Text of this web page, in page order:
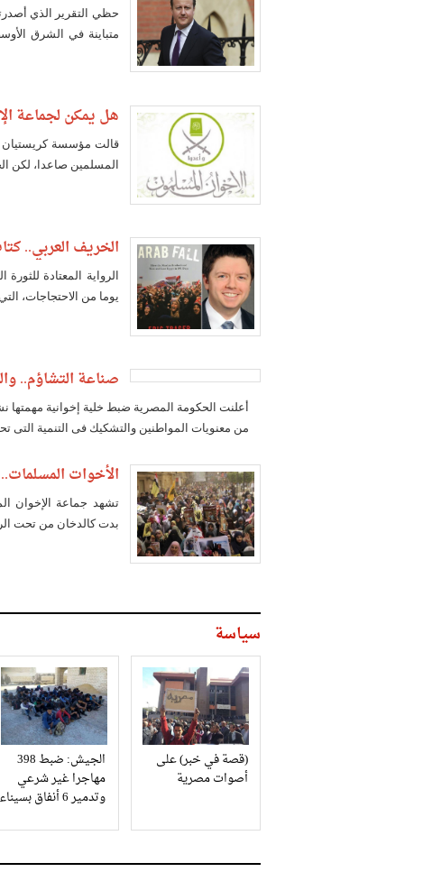
حظي التقرير الذي
متباينة في الشرق
هل يمكن لجماعة
المسلمين صاعدا، لكن
الخريف العربي..
يوما من الاحتجاجات،
صناعة التشاؤم..
أعلنت الحكومة المصرية ضبط خلية إخوانية مهمتها
من معنويات المواطنين والتشكيك فى التنمية التى
الأخوات المسلمات..
تشهد جماعة الإخوان
بدت كالدخان من تحت الرماد، في أعقاب
سياسة
(قصة في خبر) على
أصوات مصرية
الجيش: ضبط 398
مهاجرا غير شرعي
وتدمير 6 أنفاق بسيناء